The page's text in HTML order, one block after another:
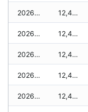
2026-04-10 12,440 zł
2026-04-09 12,440 zł
2026-04-08 12,430 zł
2026-04-07 12,440 zł
2026-04-06 12,440 zł